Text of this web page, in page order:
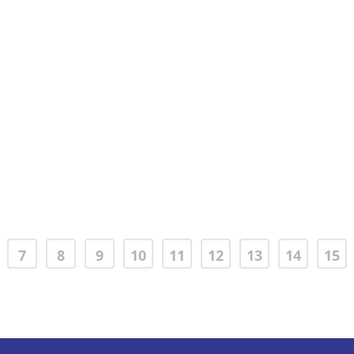
7 8 9 10 11 12 13 14
15